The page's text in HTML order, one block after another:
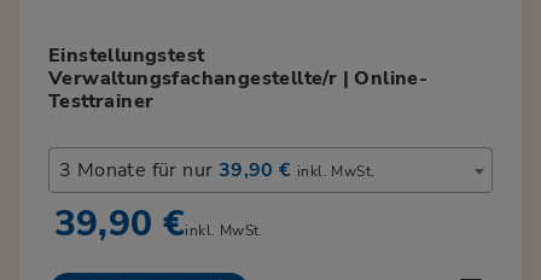
Einstellungstest
Verwaltungsfachangestellte/r | Online-
Testtrainer
3 Monate für nur 39,90 € inkl. MwSt.
39,90 €inkl. MwSt.